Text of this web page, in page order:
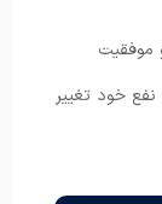
موفقیت
نفع خود تغییر